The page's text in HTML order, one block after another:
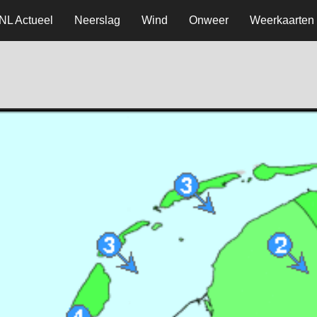
Actueel Neerslag Wind Onweer Weerkaarten